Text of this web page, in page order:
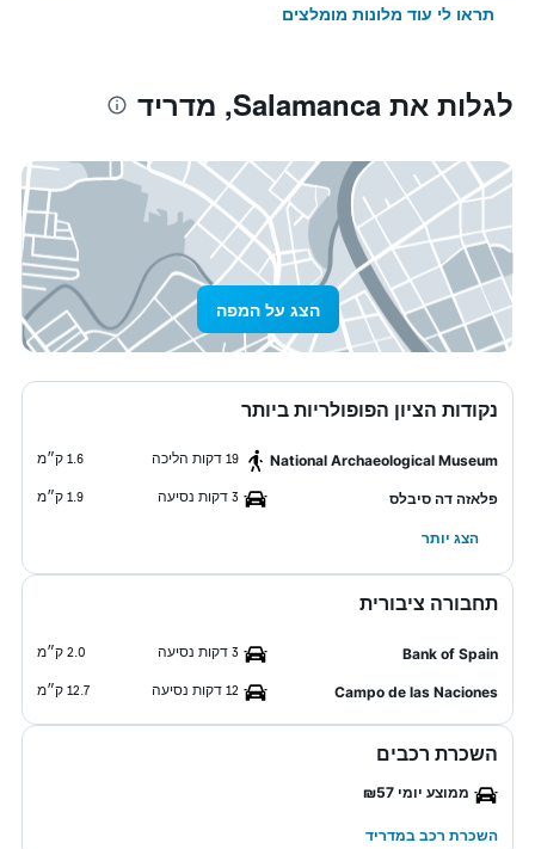
תראו לי עוד מלונות מומלצים
לגלות את Salamanca, מדריד
הצג על המפה
נקודות הציון הפופולריות ביותר
National Archaeological Museum 19 דקות הליכה 1.6 ק״מ
פלאזה דה סיבלס 3 דקות נסיעה 1.9 ק״מ
הצג יותר
תחבורה ציבורית
Bank of Spain 3 דקות נסיעה 2.0 ק״מ
Campo de las Naciones 12 דקות נסיעה 12.7 ק״מ
השכרת רכבים
ממוצע יומי ₪57
השכרת רכב במדריד